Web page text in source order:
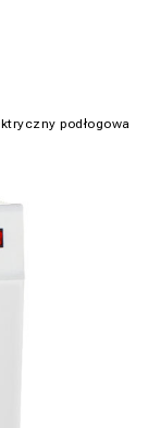
podłogowa